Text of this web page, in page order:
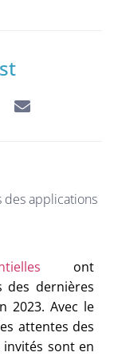
des applications
ont
des dernières
2023. Avec le
attentes des
invités sont en